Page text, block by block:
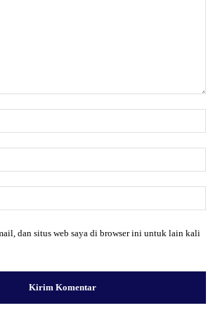
dan situs web saya di browser ini untuk lain kali